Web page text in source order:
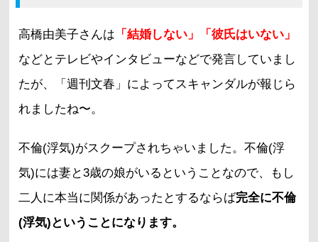
高橋由美子さんは 「結婚しない」「彼氏はいない」
などとテレビやインタビューなどで発言していまし
たが、「週刊文春」によってスキャンダルが報じら
れましたね〜。
不倫(浮気)がスクープされちゃいました。不倫(浮
気)には妻と3歳の娘がいるということなので、もし
二人に本当に関係があったとするならば完全に不倫
(浮気)ということになります。